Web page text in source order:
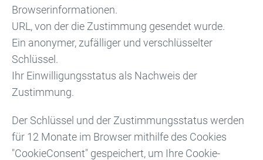
Browserinformationen.
URL, von der die Zustimmung gesendet wurde.
Ein anonymer, zufälliger und verschlüsselter
Schlüssel.
Ihr Einwilligungsstatus als Nachweis der
Zustimmung.
Der Schlüssel und der Zustimmungsstatus werden
für 12 Monate im Browser mithilfe des Cookies
"CookieConsent" gespeichert, um Ihre Cookie-